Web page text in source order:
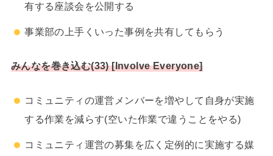
有する座談会を公開する
事業部の上手くいった事例を共有してもらう
みんなを巻き込む(33) [Involve Everyone]
コミュニティの運営メンバーを増やして自身が実施
する作業を減らす(空いた作業で違うことをやる)
コミュニティ運営の募集を広く定例的に実施する媒